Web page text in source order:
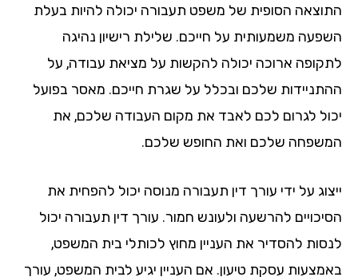
הסופית של משפט תעבורה יכולה להיות בעלת
משמעותית על חייכם. שלילת רישיון נהיגה
ארוכה יכולה להקשות על מציאת עבודה, על
שלכם ובכלל על שגרת חייכם. מאסר בפועל
לגרום לכם לאבד את מקום העבודה שלכם, את
שלכם ואת החופש שלכם.
על ידי עורך דין תעבורה מנוסה יכול להפחית את
להרשעה ולעונש חמור. עורך דין תעבורה יכול
להסדיר את העניין מחוץ לכותלי בית המשפט,
עסקת טיעון. אם העניין יגיע לבית המשפט, עורך